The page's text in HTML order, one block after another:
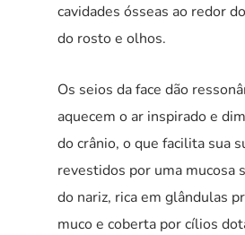
cavidades ósseas ao redor
do rosto e olhos.
Os seios da face dão
aquecem o ar inspirado e
do crânio, o que facilita sua
revestidos por uma mucosa
do nariz, rica em glândulas
muco e coberta por cílios